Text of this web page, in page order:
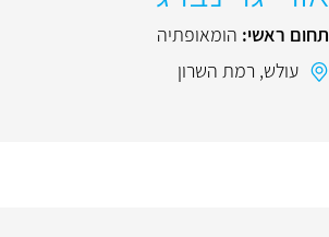
תחום ראשי: הומאופתיה
עולש, רמת השרון